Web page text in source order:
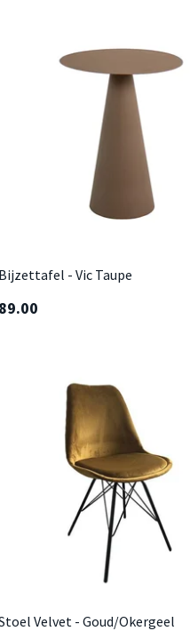
Bijzettafel - Vic Taupe
89.00
Velvet - Goud/Okergeel